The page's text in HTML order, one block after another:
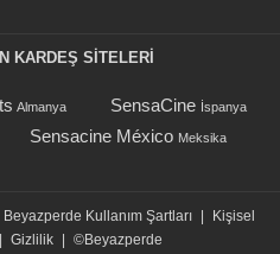
KARDEŞ SİTELERİ
Almanya SensaCine İspanya
Sensacine México Meksika
Beyazperde Kullanım Şartları
Kişisel
Gizlilik ©Beyazperde